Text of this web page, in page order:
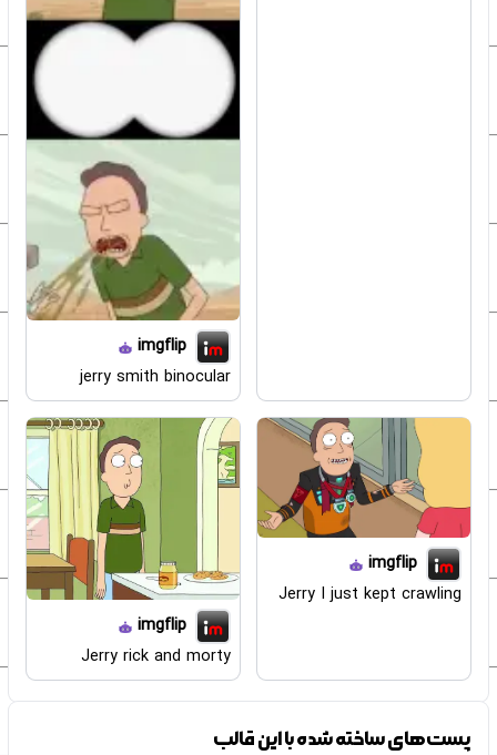
imgflip
jerry smith binocular
imgflip
Jerry I just kept crawling
imgflip
Jerry rick and morty
پست‌های ساخته شده با این قالب